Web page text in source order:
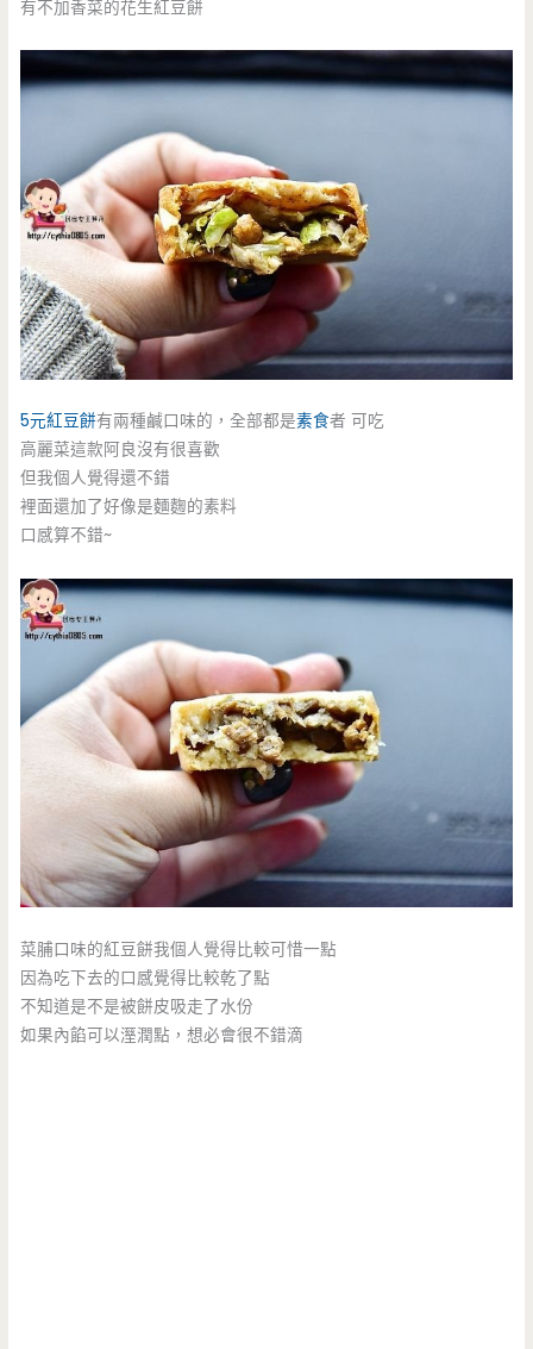
有不加香菜的花生紅豆餅
5元紅豆餅有兩種鹹口味的，全部都是素食者 可吃
高麗菜這款阿良沒有很喜歡
但我個人覺得還不錯
裡面還加了好像是麵麴的素料
口感算不錯~
菜脯口味的紅豆餅我個人覺得比較可惜一點
因為吃下去的口感覺得比較乾了點
不知道是不是被餅皮吸走了水份
如果內餡可以溼潤點，想必會很不錯滴